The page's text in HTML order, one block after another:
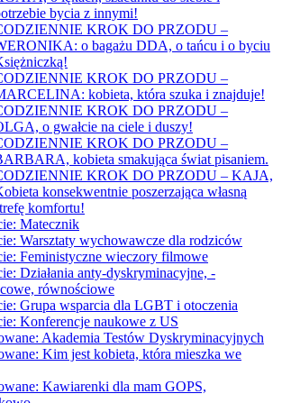
bycia z innymi!
KROK DO PRZODU –
o bagażu DDA, o tańcu i o byciu
KROK DO PRZODU –
kobieta, która szuka i znajduje!
KROK DO PRZODU –
o gwałcie na ciele i duszy!
KROK DO PRZODU –
kobieta smakująca świat pisaniem.
KROK DO PRZODU – KAJA,
konsekwentnie poszerzająca własną
komfortu!
Matecznik
Warsztaty wychowawcze dla rodziców
Feministyczne wieczory filmowe
Działania anty-dyskryminacyjne, -
równościowe
Grupa wsparcia dla LGBT i otoczenia
Konferencje naukowe z US
Akademia Testów Dyskryminacyjnych
Kim jest kobieta, która mieszka we
Kawiarenki dla mam GOPS,